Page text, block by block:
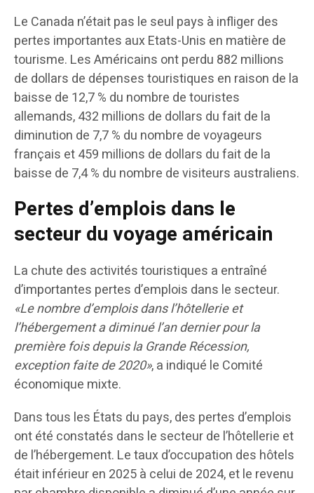
Le Canada n’était pas le seul pays à infliger des
pertes importantes aux Etats-Unis en matière de
tourisme. Les Américains ont perdu 882 millions
de dollars de dépenses touristiques en raison de la
baisse de 12,7 % du nombre de touristes
allemands, 432 millions de dollars du fait de la
diminution de 7,7 % du nombre de voyageurs
français et 459 millions de dollars du fait de la
baisse de 7,4 % du nombre de visiteurs australiens.
Pertes d’emplois dans le
secteur du voyage américain
La chute des activités touristiques a entraîné
d’importantes pertes d’emplois dans le secteur.
«Le nombre d’emplois dans l’hôtellerie et
l’hébergement a diminué l’an dernier pour la
première fois depuis la Grande Récession,
exception faite de 2020», a indiqué le Comité
économique mixte.
Dans tous les États du pays, des pertes d’emplois
ont été constatés dans le secteur de l’hôtellerie et
de l’hébergement. Le taux d’occupation des hôtels
était inférieur en 2025 à celui de 2024, et le revenu